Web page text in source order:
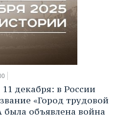
декабря: в России
«Город трудовой
объявлена война